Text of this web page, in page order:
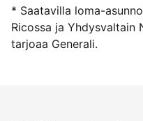
* Saatavilla loma-
Ricossa ja Yhdysvaltain
tarjoaa Generali.